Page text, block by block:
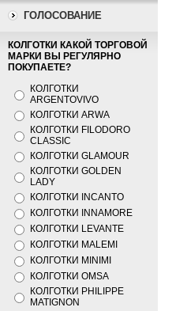
ГОЛОСОВАНИЕ
КОЛГОТКИ КАКОЙ ТОРГОВОЙ
МАРКИ ВЫ РЕГУЛЯРНО
ПОКУПАЕТЕ?
КОЛГОТКИ
ARGENTOVIVO
КОЛГОТКИ ARWA
КОЛГОТКИ FILODORO
CLASSIC
КОЛГОТКИ GLAMOUR
КОЛГОТКИ GOLDEN
LADY
КОЛГОТКИ INCANTO
КОЛГОТКИ INNAMORE
КОЛГОТКИ LEVANTE
КОЛГОТКИ MALEMI
КОЛГОТКИ MINIMI
КОЛГОТКИ OMSA
КОЛГОТКИ PHILIPPE
MATIGNON